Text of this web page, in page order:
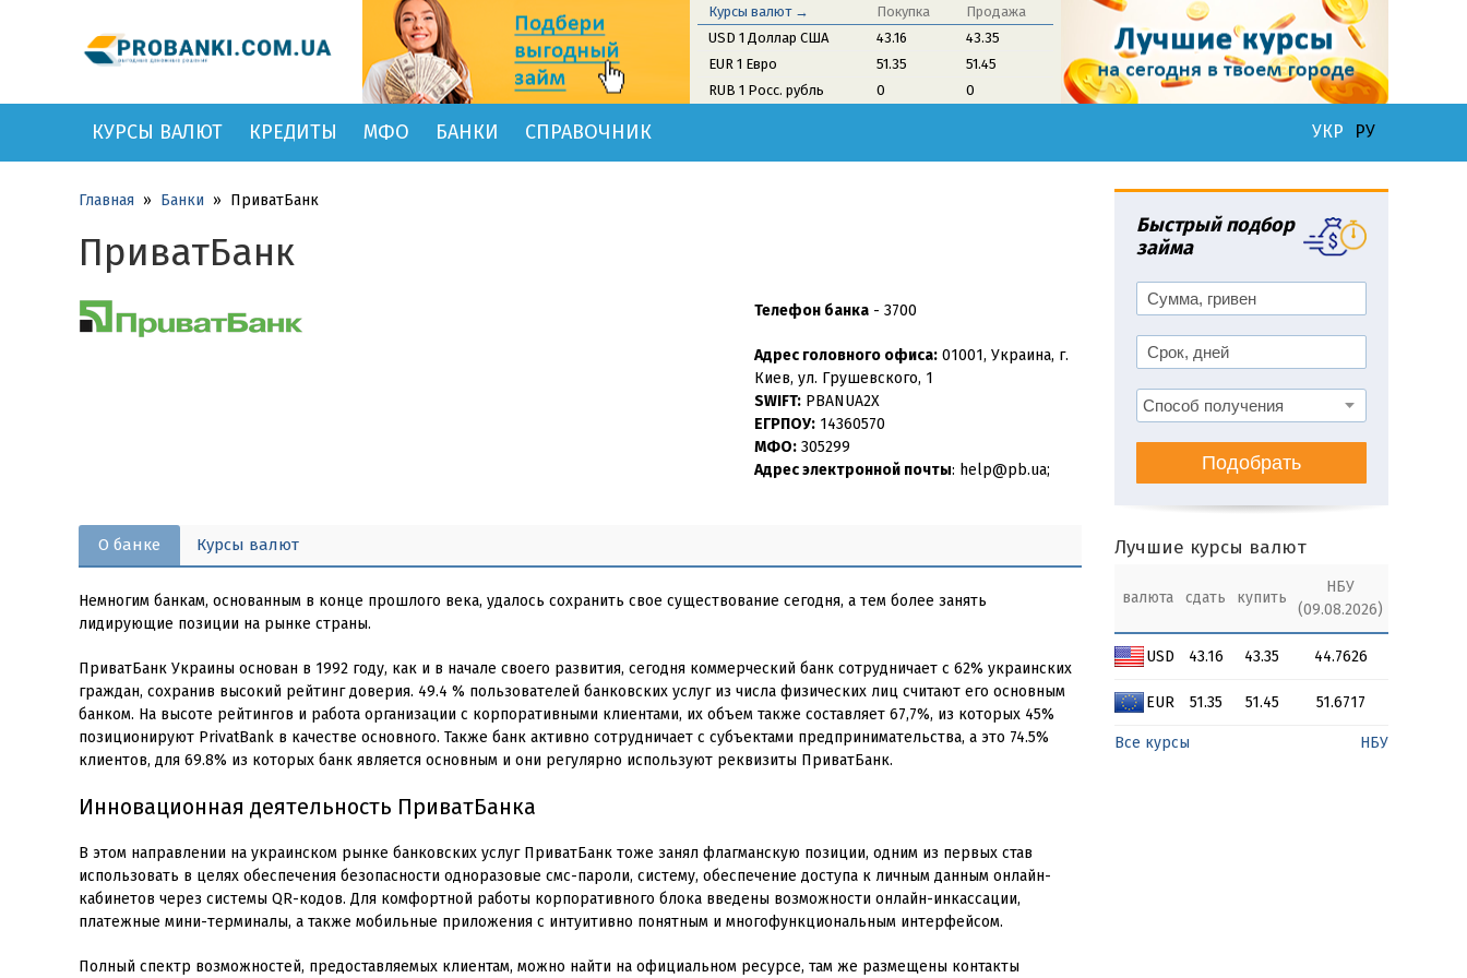
Курсы валют → Покупка
Продажа
USD 1 Доллар США
43.16
43.35
EUR 1 Евро
51.35
51.45
RUB 1 Росс. рубль
0 0
КУРСЫ ВАЛЮТ КРЕДИТЫ МФО БАНКИ СПРАВОЧНИК УКР РУ
Главная » Банки » ПриватБанк
ПриватБанк
Телефон банка - 3700
Адрес головного офиса: 01001, Украина, г.
Киев, ул. Грушевского, 1
SWIFT: PBANUA2X
ЕГРПОУ: 14360570
МФО: 305299
Адрес электронной почты: help@pb.ua;
О банке Курсы валют
Немногим банкам, основанным в конце прошлого века, удалось сохранить свое существование сегодня, а тем более занять
лидирующие позиции на рынке страны.
ПриватБанк Украины основан в 1992 году, как и в начале своего развития, сегодня коммерческий банк сотрудничает с 62% украинских
граждан, сохранив высокий рейтинг доверия. 49.4 % пользователей банковских услуг из числа физических лиц считают его основным
банком. На высоте рейтингов и работа организации с корпоративными клиентами, их объем также составляет 67,7%, из которых 45%
позиционируют PrivatBank в качестве основного. Также банк активно сотрудничает с субъектами предпринимательства, а это 74.5%
клиентов, для 69.8% из которых банк является основным и они регулярно используют реквизиты ПриватБанк.
Инновационная деятельность ПриватБанкa
В этом направлении на украинском рынке банковских услуг ПриватБанк тоже занял флагманскую позиции, одним из первых став
использовать в целях обеспечения безопасности одноразовые смс-пароли, систему, обеспечение доступа к личным данным онлайн-
кабинетов через системы QR-кодов. Для комфортной работы корпоративного блока введены возможности онлайн-инкассации,
платежные мини-терминалы, а также мобильные приложения с интуитивно понятным и многофункциональным интерфейсом.
Полный спектр возможностей, предоставляемых клиентам, можно найти на официальном ресурсе, там же размещены контакты
Быстрый подбор
займа
Подобрать
Лучшие курсы валют
валюта сдать купить
НБУ
(09.08.2026)
USD 43.16 43.35 44.7626
EUR 51.35 51.45 51.6717
Все курсы НБУ